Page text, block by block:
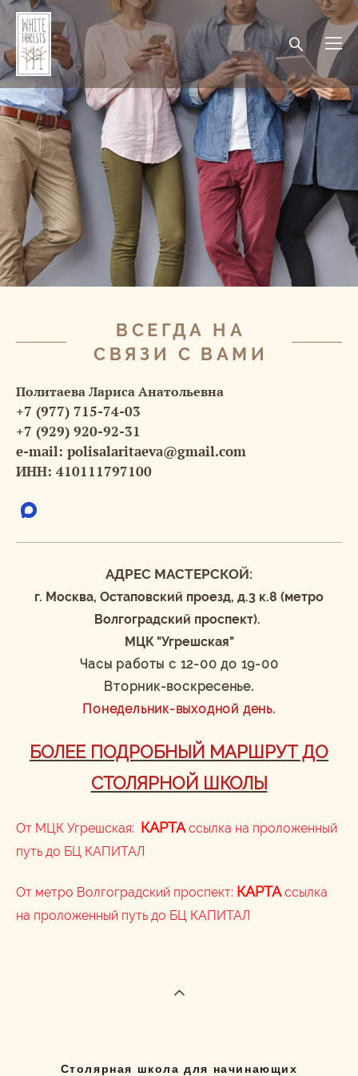
ВСЕГДА НА
СВЯЗИ С ВАМИ
Политаева Лариса Анатольевна
+7 (977) 715-74-03
+7 (929) 920-92-31
e-mail: polisalaritaeva@gmail.com
ИНН: 410111797100
АДРЕС МАСТЕРСКОЙ:
г. Москва, Остаповский проезд, д.3 к.8 (метро
Волгоградский проспект).
МЦК "Угрешская"
Часы работы с 12-00 до 19-00
Вторник-воскресенье.
Понедельник-выходной день.
БОЛЕЕ ПОДРОБНЫЙ МАРШРУТ ДО
СТОЛЯРНОЙ ШКОЛЫ
От МЦК Угрешская: КАРТАссылка на проложенный
путь до БЦ КАПИТАЛ
От метро Волгоградский проспект: КАРТАссылка
на проложенный путь до БЦ КАПИТАЛ
Столярная школа для начинающих